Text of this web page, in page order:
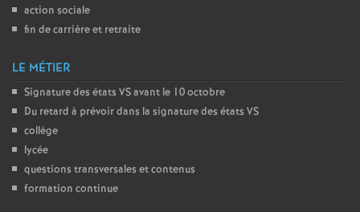
action sociale
fin de carrière et retraite
LE MÉTIER
Signature des états VSavant le 10 octobre
Du retard à prévoir dans la signature des états VS
collège
lycée
questions transversales et contenus
formation continue